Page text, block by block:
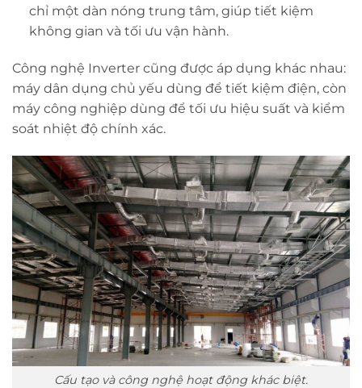
chỉ một dàn nóng trung tâm, giúp tiết kiệm
không gian và tối ưu vận hành.
Công nghệ Inverter cũng được áp dụng khác nhau:
máy dân dụng chủ yếu dùng để tiết kiệm điện, còn
máy công nghiệp dùng để tối ưu hiệu suất và kiểm
soát nhiệt độ chính xác.
Cấu tạo và công nghệ hoạt động khác biệt.